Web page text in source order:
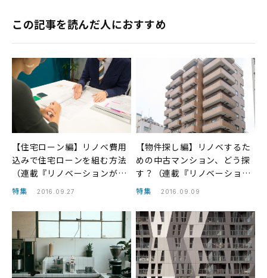
この記事を読んだ人におすすめ
【住宅ローン編】リノベ費用
込みで住宅ローンを組む方法
（連載『リノベーションがで
きるまで』2）
特集 2016.09.27
【物件探し編】リノベするた
めの中古マンション、どう探
す？（連載『リノベーション
ができるまで』1）
特集 2016.09.09